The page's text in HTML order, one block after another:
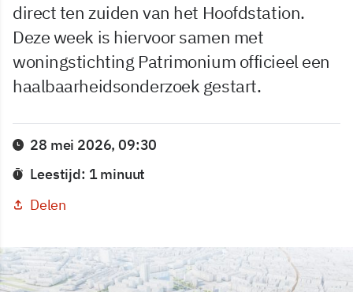
direct ten zuiden van het Hoofdstation.
Deze week is hiervoor samen met
woningstichting Patrimonium officieel een
haalbaarheidsonderzoek gestart.
28 mei 2026, 09:30
Leestijd: 1 minuut
Delen